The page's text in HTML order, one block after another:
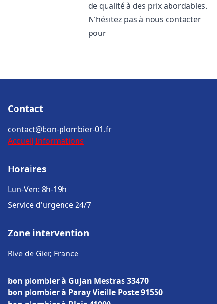
de qualité à des prix abordables.
N'hésitez pas à nous contacter
pour
Contact
contact@bon-plombier-01.fr
Accueil Informations
Horaires
Lun-Ven: 8h-19h
Service d'urgence 24/7
Zone intervention
Rive de Gier, France
bon plombier à Gujan Mestras 33470
bon plombier à Paray Vieille Poste 91550